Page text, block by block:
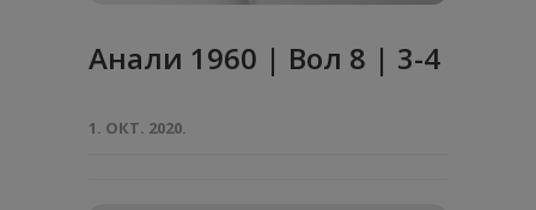
Анaли 1960 | Вол 8 | 3-4
1. ОКТ. 2020.